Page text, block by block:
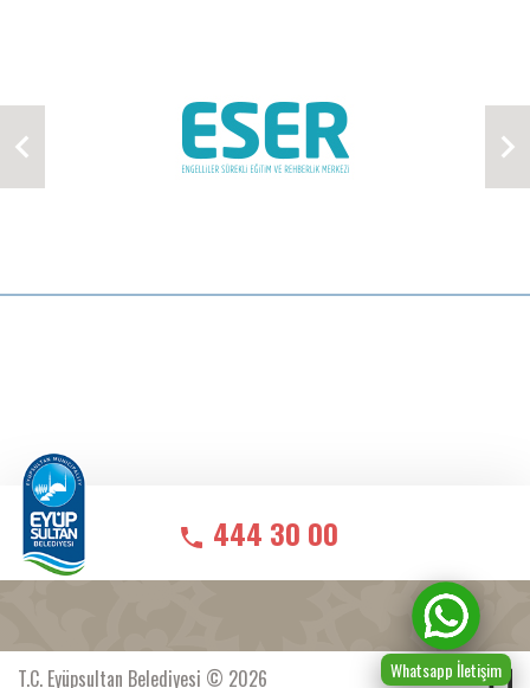
444 30 00
T.C. Eyüpsultan Belediyesi © 2026 Whatsapp İletişim